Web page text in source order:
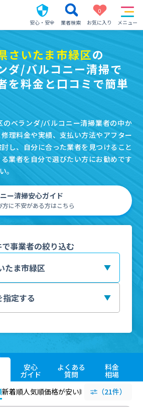
安心・安全 業者検索
0
お気に入り
メニュー
さいたま市緑区の
ダ/バルコニー清掃で
を料金と口コミで簡単
のベランダ/バルコニー清掃業者の中か
理料金や実績、支払い方法やアフター
し、自分に合った業者を見つけること
業者を自分で選びたい方にお勧めです
。
ー清掃安心ガイド
に不安がある方はこちら
事業者の絞り込む
安心
ガイド
よくある
質問
料金
相場
新着順人気順価格が安い順 評価が高い順
（21件）